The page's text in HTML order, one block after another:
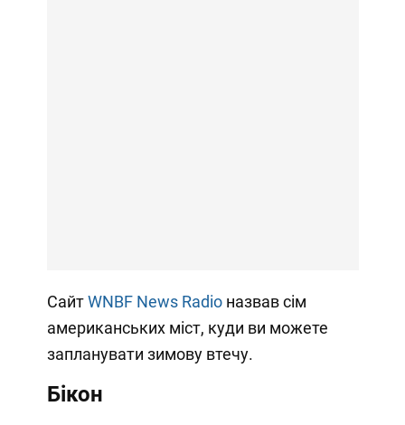
СайтWNBF News Radioназвав сім
американських міст, куди ви можете
запланувати зимову втечу.
Бікон